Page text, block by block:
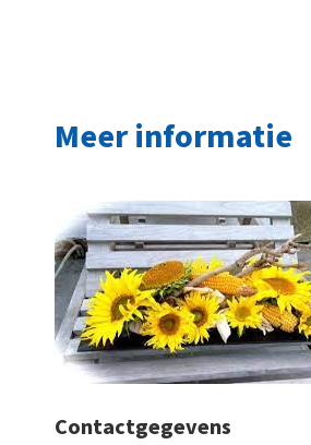
Meer informatie
Contactgegevens